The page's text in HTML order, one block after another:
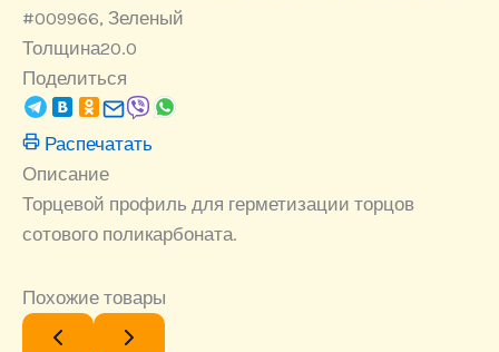
#009966, Зеленый
Толщина20.0
Поделиться
Распечатать
Описание
Торцевой профиль для герметизации торцов
сотового поликарбоната.
Похожие товары